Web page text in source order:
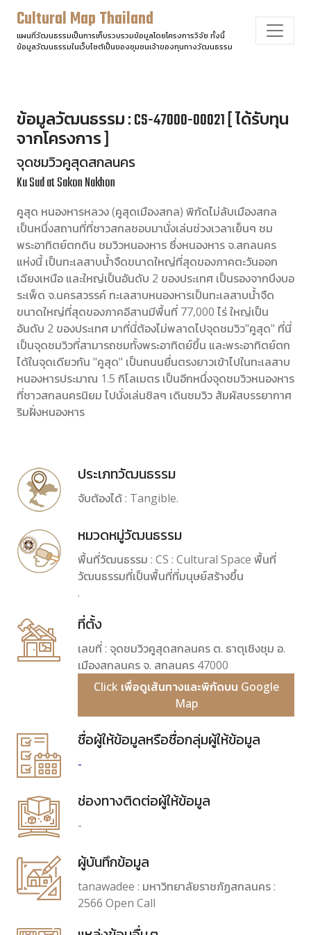
Cultural Map Thailand
แผนที่วัฒนธรรมเป็นการเก็บรวบรวมข้อมูลโดยโครงการวิจัย ทั้งนี้
ข้อมูลวัฒนธรรมในเว็บไซต์เป็นของชุมชนเจ้าของทุนทางวัฒนธรรม
ข้อมูลวัฒนธรรม : CS-47000-00021 [ ได้รับทุน
จากโครงการ ]
จุดชมวิวคูสุดสกลนคร
Ku Sud at Sakon Nakhon
คูสุด หนองหารหลวง (คูสุดเมืองสกล) พิกัดไม่ลับเมืองสกล
เป็นหนึ่งสถานที่ที่ชาวสกลชอบมานั่งเล่นช่วงเวลาเย็นๆ ชม
พระอาทิตย์ตกดิน ชมวิวหนองหาร ซึ่งหนองหาร จ.สกลนคร
แห่งนี้ เป็นทะเลสาบน้ำจืดขนาดใหญ่ที่สุดของภาคตะวันออก
เฉียงเหนือ และใหญ่เป็นอันดับ 2 ของประเทศ เป็นรองจากบึงบอ
ระเพ็ด จ.นครสวรรค์ ทะเลสาบหนองหารเป็นทะเลสาบน้ำจืด
ขนาดใหญ่ที่สุดของภาคอีสานมีพื้นที่ 77,000 ไร่ ใหญ่เป็น
อันดับ 2 ของประเทศ มาที่นี่ต้องไม่พลาดไปจุดชมวิว"คูสุด" ที่นี่
เป็นจุดชมวิวที่สามารถชมทั้งพระอาทิตย์ขึ้น และพระอาทิตย์ตก
ได้ในจุดเดียวกัน "คูสุด" เป็นถนนยื่นตรงยาวเข้าไปในทะเลสาบ
หนองหารประมาณ 1.5 กิโลเมตร เป็นอีกหนึ่งจุดชมวิวหนองหาร
ที่ชาวสกลนครนิยม ไปนั่งเล่นชิลๆ เดินชมวิว สัมผัสบรรยากาศ
ริมฝั่งหนองหาร
ประเภทวัฒนธรรม
จับต้องได้ : Tangible.
หมวดหมู่วัฒนธรรม
พื้นที่วัฒนธรรม : CS : Cultural Space พื้นที่
วัฒนธรรมที่เป็นพื้นที่ที่มนุษย์สร้างขึ้น
.
ที่ตั้ง
เลขที่ : จุดชมวิวคูสุดสกลนคร ต. ธาตุเชิงชุม อ.
เมืองสกลนคร จ. สกลนคร 47000
Click เพื่อดูเส้นทางและพิกัดบน Google
Map
ชื่อผู้ให้ข้อมูลหรือชื่อกลุ่มผู้ให้ข้อมูล
-
ช่องทางติดต่อผู้ให้ข้อมูล
-
ผู้บันทึกข้อมูล
tanawadee : มหาวิทยาลัยราชภัฏสกลนคร :
2566 Open Call